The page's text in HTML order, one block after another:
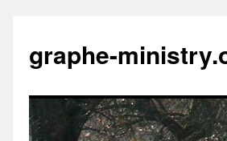
content
graphe-